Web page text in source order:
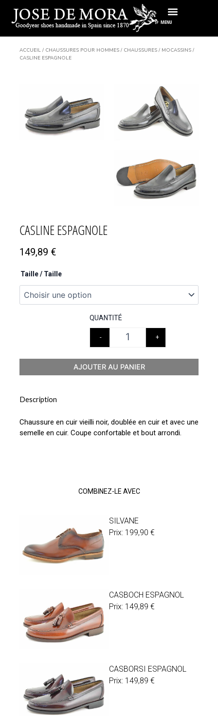
contenu
MENU
ACCUEIL / CHAUSSURES POUR HOMMES / CHAUSSURES / MOCASSINS /
CASLINE ESPAGNOLE
CASLINE ESPAGNOLE
149,89 €
Taille / Taille
QUANTITÉ
- +
AJOUTER AU PANIER
Description
Chaussure en cuir vieilli noir, doublée en cuir et avec une
semelle en cuir. Coupe confortable et bout arrondi.
COMBINEZ-LE AVEC
SILVANE
Prix: 199,90 €
CASBOCH ESPAGNOL
Prix: 149,89 €
CASBORSI ESPAGNOL
Prix: 149,89 €